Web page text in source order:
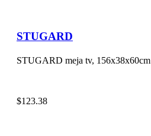
STUGARD
STUGARD meja tv, 156x38x60cm
$123.38